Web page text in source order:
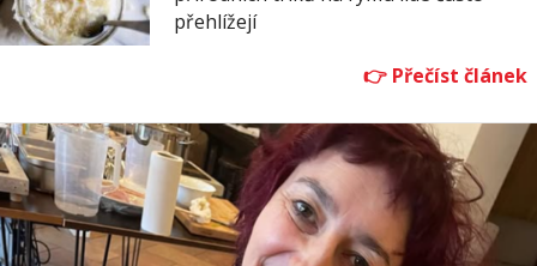
přehlížejí